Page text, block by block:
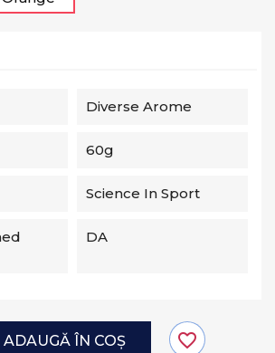
Diverse Arome
60g
Science In Sport
DA
ADAUGĂ ÎN COȘ favorite_border